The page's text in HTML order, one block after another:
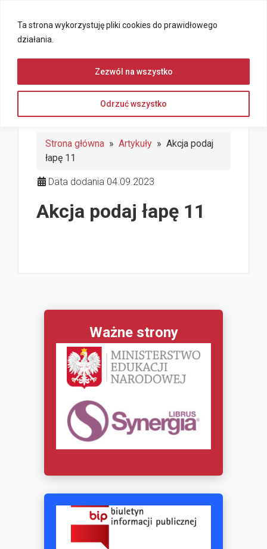
Ta strona wykorzystuję pliki cookies do prawidłowego
działania.
Odrzuć wszystko
Zezwól na wszystko
Strona główna » Artykuły » Akcja podaj
łapę 11
Data dodania 04.09.2023
Akcja podaj łapę 11
Ważne strony